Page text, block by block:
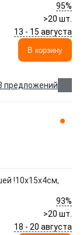
95%
>20 шт.
13 - 15 августа
В корзину
предложений
!10x15x4см,
93%
>20 шт.
18 - 20 августа